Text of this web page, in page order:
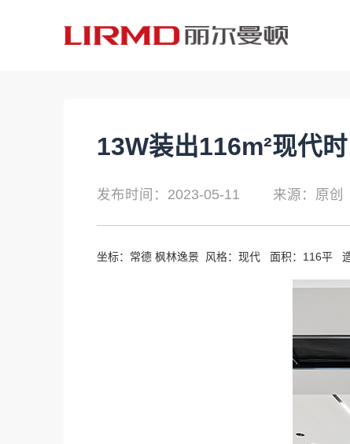
13W装出116m²现代
发布时间：2023-05-11 来源：原创
坐标：常德 枫林逸景 风格：现代 面积：116平